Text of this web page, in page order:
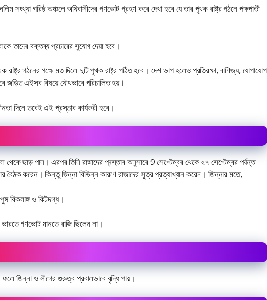
সংখ্যা গরিষ্ঠ অঞ্চলে অধিবাসীদের গণভোট গ্রহণ করে দেখা হবে যে তার পৃথক রাষ্ট্র গঠনে পক্ষপাতী
তাদের বক্তব্য প্রচারের সুযোগ দেয়া হবে।
গঠনের পক্ষে মত দিলে দুটি পৃথক রাষ্ট্র গঠিত হবে। দেশ ভাগ হলেও প্রতিরক্ষা, বাণিজ্য, যোগাযোগ
জড়িত এইসব বিষয়ে যৌথভাবে পরিচালিত হয়।
দিলে তবেই এই প্রস্তাব কার্যকরী হবে।
থেকে ছাড় পান। এরপর তিনি রাজাদের প্রস্তাব অনুসারে 9 সেপ্টেম্বর থেকে ২৭ সেপ্টেম্বর পর্যন্ত
বৈঠক করেন। কিন্তু জিন্না বিভিন্ন কারণে রাজাদের সূত্র প্রত্যাখ্যান করেন। জিন্নার মতে,
বিকলাঙ্গ ও কিটদগ্ধ।
গণভোট মানতে রাজি ছিলেন না।
ফলে জিন্না ও লীগের গুরুত্ব প্রবালভাবে বৃদ্ধি পায়।